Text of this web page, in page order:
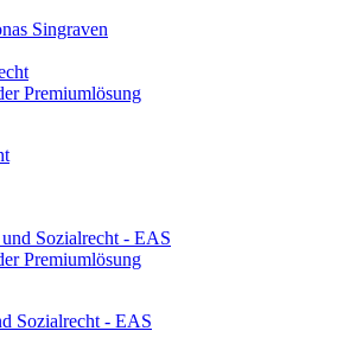
Singraven
Premiumlösung
Premiumlösung
Sozialrecht - EAS